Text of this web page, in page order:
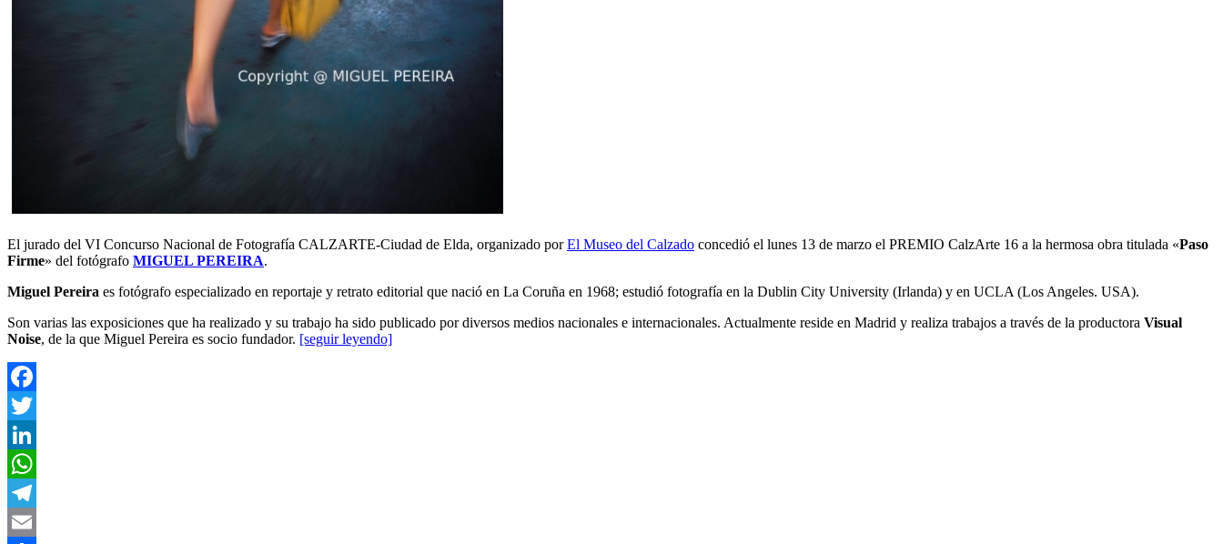
El jurado del VI Concurso Nacional de Fotografía CALZARTE-Ciudad de Elda, organizado porEl Museo del Calzado concedió el lunes 13 de marzo el PREMIO CalzArte 16 a la hermosa obra titulada «Paso
Firme» del fotógrafo MIGUEL PEREIRA.
Miguel Pereira es fotógrafo especializado en reportaje y retrato editorial que nació en La Coruña en 1968; estudió fotografía en la Dublin City University (Irlanda) y en UCLA (Los Angeles. USA).
Son varias las exposiciones que ha realizado y su trabajo ha sido publicado por diversos medios nacionales e internacionales. Actualmente reside en Madrid y realiza trabajos a través de la productora Visual
Noise, de la que Miguel Pereira es socio fundador. [seguir leyendo]
Facebook
Twitter
LinkedIn
WhatsApp
Telegram